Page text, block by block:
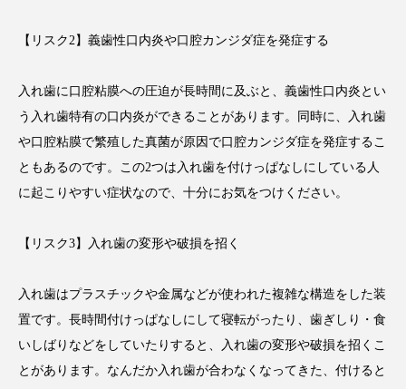
【リスク2】義歯性口内炎や口腔カンジダ症を発症する
入れ歯に口腔粘膜への圧迫が長時間に及ぶと、義歯性口内炎とい
う入れ歯特有の口内炎ができることがあります。同時に、入れ歯
や口腔粘膜で繁殖した真菌が原因で口腔カンジダ症を発症するこ
ともあるのです。この2つは入れ歯を付けっぱなしにしている人
に起こりやすい症状なので、十分にお気をつけください。
【リスク3】入れ歯の変形や破損を招く
入れ歯はプラスチックや金属などが使われた複雑な構造をした装
置です。長時間付けっぱなしにして寝転がったり、歯ぎしり・食
いしばりなどをしていたりすると、入れ歯の変形や破損を招くこ
とがあります。なんだか入れ歯が合わなくなってきた、付けると